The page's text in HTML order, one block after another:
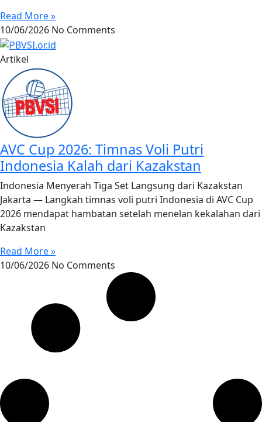
Read More »
10/06/2026 No Comments
Artikel
AVC Cup 2026: Timnas Voli Putri
Indonesia Kalah dari Kazakstan
Indonesia Menyerah Tiga Set Langsung dari Kazakstan
Jakarta — Langkah timnas voli putri Indonesia di AVC Cup
2026 mendapat hambatan setelah menelan kekalahan dari
Kazakstan
Read More »
10/06/2026 No Comments